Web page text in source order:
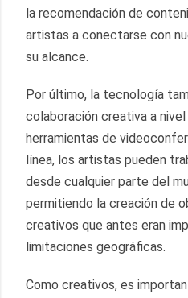
la recomendación de
artistas a conectarse con
su alcance.
Por último, la tecnología
colaboración creativa a nivel
herramientas de
línea, los artistas pueden
desde cualquier parte del
permitiendo la creación de
creativos que antes eran
limitaciones geográficas.
Como creativos, es